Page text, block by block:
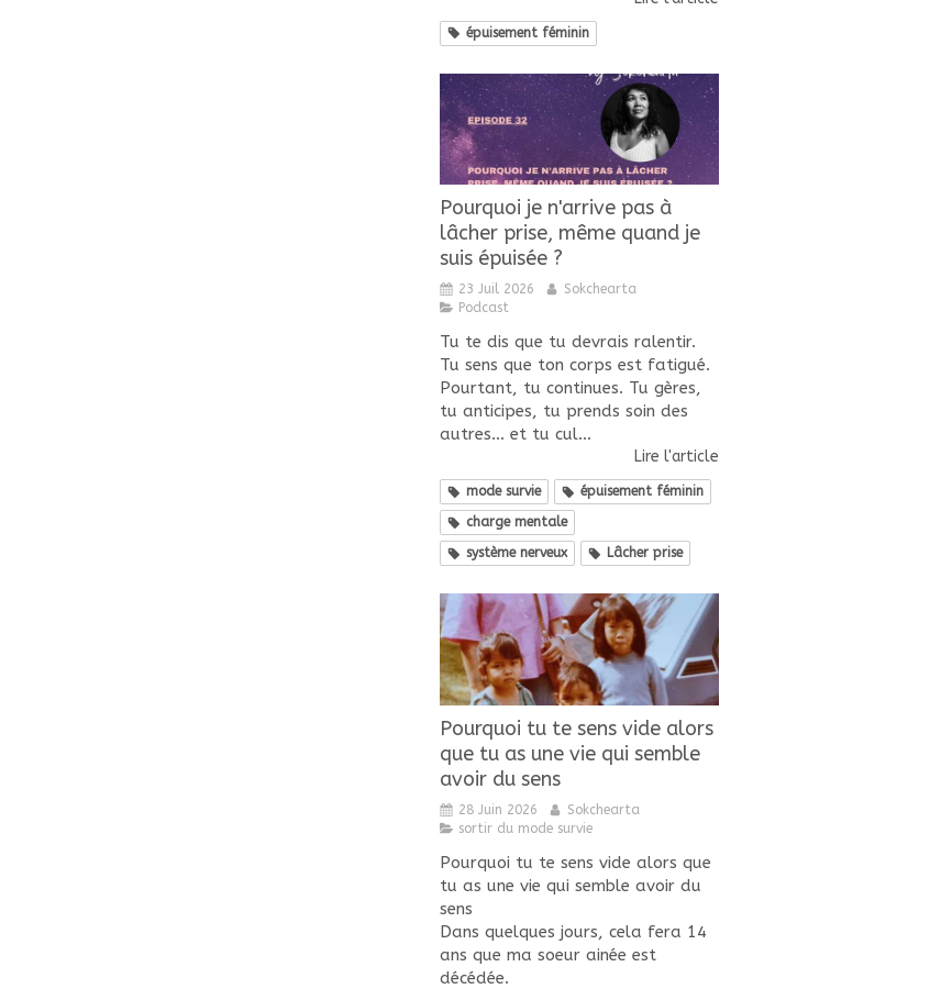
épuisement féminin
Pourquoi je n'arrive pas à
lâcher prise, même quand je
suis épuisée ?
23 Juil 2026
Sokchearta
Podcast
Tu te dis que tu devrais ralentir.
Tu sens que ton corps est fatigué.
Pourtant, tu continues. Tu gères,
tu anticipes, tu prends soin des
autres... et tu cul...
Lire l'article
mode survie
épuisement féminin
charge mentale
système nerveux
Lâcher prise
Pourquoi tu te sens vide alors
que tu as une vie qui semble
avoir du sens
28 Juin 2026
Sokchearta
sortir du mode survie
Pourquoi tu te sens vide alors que
tu as une vie qui semble avoir du
sens
Dans quelques jours, cela fera 14
ans que ma soeur ainée est
décédée.